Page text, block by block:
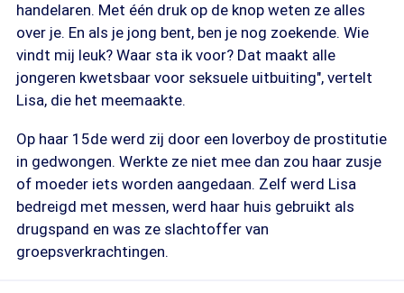
handelaren. Met één druk op de knop weten ze alles
over je. En als je jong bent, ben je nog zoekende. Wie
vindt mij leuk? Waar sta ik voor? Dat maakt alle
jongeren kwetsbaar voor seksuele uitbuiting", vertelt
Lisa, die het meemaakte.
Op haar 15de werd zij door een loverboy de prostitutie
in gedwongen. Werkte ze niet mee dan zou haar zusje
of moeder iets worden aangedaan. Zelf werd Lisa
bedreigd met messen, werd haar huis gebruikt als
drugspand en was ze slachtoffer van
groepsverkrachtingen.